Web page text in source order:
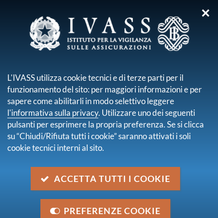
sei qui:
Relazione sull'attività svolta
dall'Istituto nell'anno 2021
descrizione
2021 è stata presentata dal Presidente Luigi Federico
Signorini il 28 giugno 2022 a Roma.
28 giugno 2022
✕
L'IVASS utilizza cookie tecnici e di terze parti per il
funzionamento del sito: per maggiori informazioni e per
sapere come abilitarli in modo selettivo leggere
l'informativa sulla privacy. Utilizzare uno dei seguenti
pulsanti per esprimere la propria preferenza. Se si clicca
su “Chiudi/Rifiuta tutti i cookie” saranno attivati i soli
cookie tecnici interni al sito.
ACCETTA TUTTI I COOKIE
PREFERENZE COOKIE